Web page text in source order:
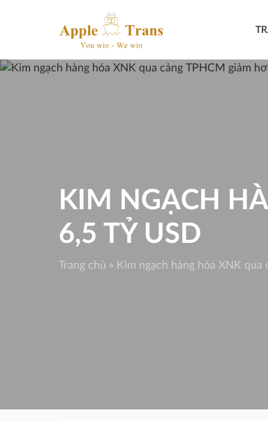
KIM NGẠCH
6,5 TỶ USD
Trang chủ » Kim ngạch hàng hóa XNK